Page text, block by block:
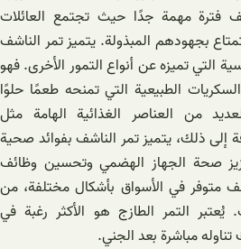
فترة مهمة جدًا حيث تجتمع العائلات
بجهودهم المبذولة. يتميز تمر الناشف
التي تميزه عن أنواع التمور الأخرى. فهو
الطبيعية التي تمنحه طعمًا حلوًا
من العناصر الغذائية الهامة مثل
إلى ذلك، يتميز تمر الناشف بفوائد صحية
صحة الجهاز الهضمي وتحسين وظائف
متوفر في الأسواق بأشكال مختلفة، من
يُعتبر التمر الطازج هو الأكثر رغبة في
مباشرة بعد الجني.